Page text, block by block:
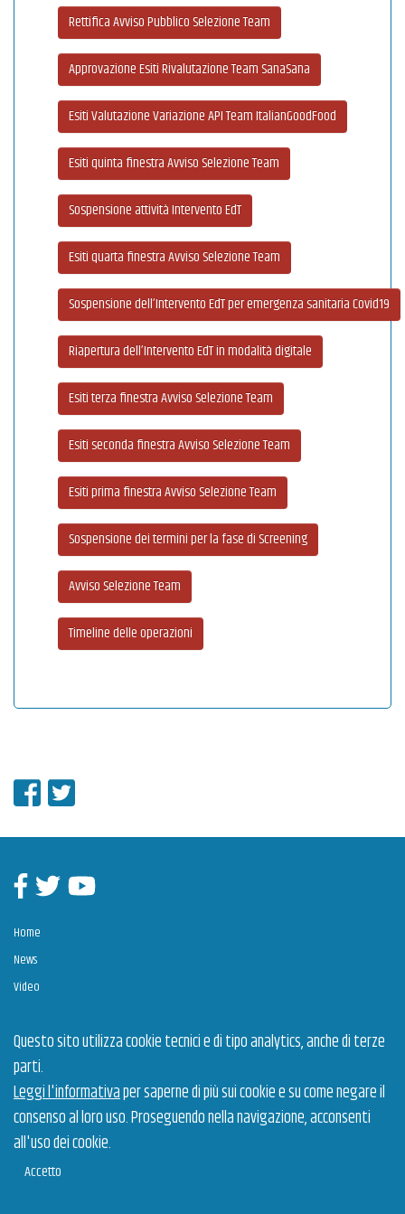
Rettifica Avviso Pubblico Selezione Team
Approvazione Esiti Rivalutazione Team SanaSana
Esiti Valutazione Variazione API Team ItalianGoodFood
Esiti quinta finestra Avviso Selezione Team
Sospensione attività Intervento EdT
Esiti quarta finestra Avviso Selezione Team
Sospensione dell’Intervento EdT per emergenza sanitaria Covid19
Riapertura dell’Intervento EdT in modalità digitale
Esiti terza finestra Avviso Selezione Team
Esiti seconda finestra Avviso Selezione Team
Esiti prima finestra Avviso Selezione Team
Sospensione dei termini per la fase di Screening
Avviso Selezione Team
Timeline delle operazioni
Condividi su Facebook
Condividi su Twitter
Facebook
Twitter Youtube
Home
News
Video
Estrazione dei Talenti è un intervento cofinanziato dall’Unione Europea a valere sul POR
Puglia 2014-2020, Assi Prioritari OT VIII "Promuovere la sostenibilità e la qualità
dell'occupazione e il sostegno alla mobilità professionale" e OT X “Investire nell’istruzione,
nella formazione e nella formazione professionale per le competenze e l’apprendimento
permanente” – Azioni 8.5.1 e 10.4.2”.
Cookie policy
Questo sito utilizza cookie tecnici e di tipo analytics, anche di terze
parti.
Leggi l'informativaper saperne di più sui cookie e su come negare il
consenso al loro uso. Proseguendo nella navigazione, acconsenti
all'uso dei cookie.
Accetto